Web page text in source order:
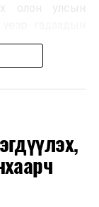
олон улсын
соёлтой,
үзүүлэх
нарын үүрэг
соёл, ёс зүй,
мэдээлэл